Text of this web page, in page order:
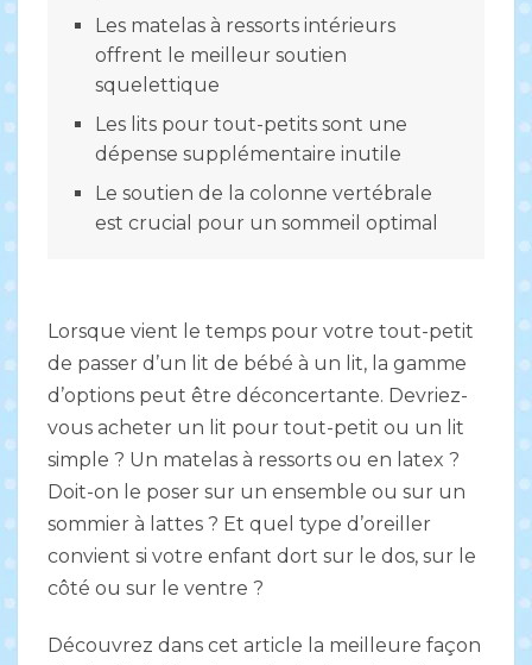
Les matelas à ressorts intérieurs
offrent le meilleur soutien
squelettique
Les lits pour tout-petits sont une
dépense supplémentaire inutile
Le soutien de la colonne vertébrale
est crucial pour un sommeil optimal
Lorsque vient le temps pour votre tout-petit
de passer d’un lit de bébé à un lit, la gamme
d’options peut être déconcertante. Devriez-
vous acheter un lit pour tout-petit ou un lit
simple ? Un matelas à ressorts ou en latex ?
Doit-on le poser sur un ensemble ou sur un
sommier à lattes ? Et quel type d’oreiller
convient si votre enfant dort sur le dos, sur le
côté ou sur le ventre ?
Découvrez dans cet article la meilleure façon